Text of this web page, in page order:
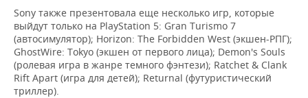
ОПК
ЭНЕРГЕТИКА
ТРАНСПОРТ
УСЛУГИ
IT
МЕДИА
ТЕЛЕКОММУНИКАЦИИ
НОВОСТИ МЕРОПРИЯТИЙ
ВЫЕЗДНАЯ РЕДАКЦИЯ
БИЗНЕС-БРАНЧИ
СПОРТ
НОВОСТИ СПОРТА
ФУТБОЛ
ОБЩЕСТВО
НОВОСТИ ОБЩЕСТВА
ФОТОГАЛЕРЕЯ
Sony также презентовала еще несколько игр, которые
выйдут только на PlayStation 5: Gran Turismo 7
(автосимулятор); Horizon: The Forbidden West (экшен-РПГ);
GhostWire: Tokyo (экшен от первого лица); Demon's Souls
(ролевая игра в жанре темного фэнтези); Ratchet & Clank
Rift Apart (игра для детей); Returnal (футуристический
триллер).